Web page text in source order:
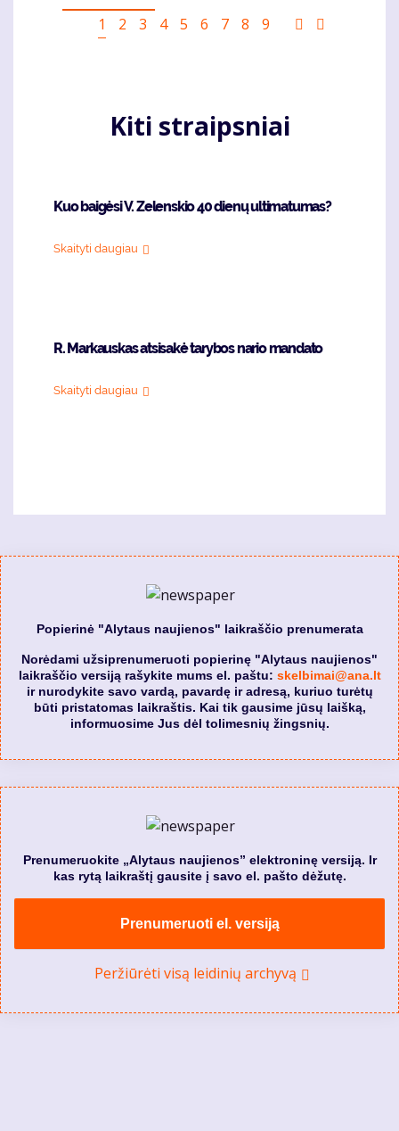
Pagination
Current
1 Puslapis
2 Puslapis
3 Puslapis
4 Puslapis
5 Puslapis
6 Puslapis
7 Puslapis
8 Puslapis
9
Sekantis
Kiti straipsniai
Kuo baigėsi V. Zelenskio 40 dienų ultimatumas?
Skaityti daugiau
R. Markauskas atsisakė tarybos nario mandato
Skaityti daugiau
Popierinė "Alytaus naujienos" laikraščio prenumerata
Norėdami užsiprenumeruoti popierinę "Alytaus naujienos"
laikraščio versiją rašykite mums el. paštu: skelbimai@ana.lt
ir nurodykite savo vardą, pavardę ir adresą, kuriuo turėtų
būti pristatomas laikraštis. Kai tik gausime jūsų laišką,
informuosime Jus dėl tolimesnių žingsnių.
Prenumeruokite „Alytaus naujienos” elektroninę versiją. Ir
kas rytą laikraštį gausite į savo el. pašto dėžutę.
Prenumeruoti el. versiją
Peržiūrėti visą leidinių archyvą